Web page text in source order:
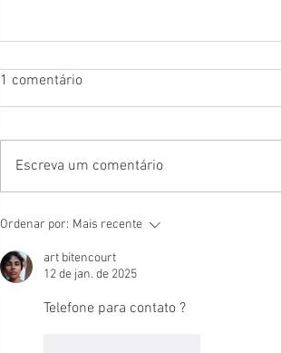
1 comentário
Escreva um comentário
Ordenar por: Mais recente
art bitencourt
12 de jan. de 2025
Telefone para contato ?